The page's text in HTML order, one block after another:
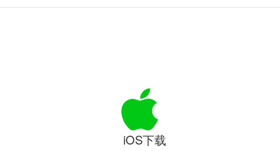
iOS下载